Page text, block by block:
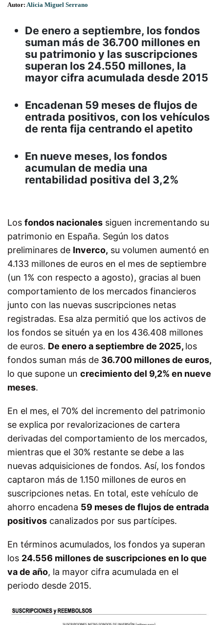
Autor: Alicia Miguel Serrano
De enero a septiembre, los fondos
suman más de 36.700 millones en
su patrimonio y las suscripciones
superan los 24.550 millones, la
mayor cifra acumulada desde 2015
Encadenan 59 meses de flujos de
entrada positivos, con los vehículos
de renta fija centrando el apetito
En nueve meses, los fondos
acumulan de media una
rentabilidad positiva del 3,2%
Los fondos nacionales siguen incrementando su
patrimonio en España. Según los datos
preliminares de Inverco, su volumen aumentó en
4.133 millones de euros en el mes de septiembre
(un 1% con respecto a agosto), gracias al buen
comportamiento de los mercados financieros
junto con las nuevas suscripciones netas
registradas. Esa alza permitió que los activos de
los fondos se situén ya en los 436.408 millones
de euros. De enero a septiembre de 2025, los
fondos suman más de 36.700 millones de euros,
lo que supone un crecimiento del 9,2% en nueve
meses.
En el mes, el 70% del incremento del patrimonio
se explica por revalorizaciones de cartera
derivadas del comportamiento de los mercados,
mientras que el 30% restante se debe a las
nuevas adquisiciones de fondos. Así, los fondos
captaron más de 1.150 millones de euros en
suscripciones netas. En total, este vehículo de
ahorro encadena 59 meses de flujos de entrada
positivos canalizados por sus partícipes.
En términos acumulados, los fondos ya superan
los 24.556 millones de suscripciones en lo que
va de año, la mayor cifra acumulada en el
periodo desde 2015.